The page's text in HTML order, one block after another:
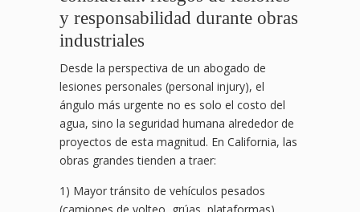
y responsabilidad durante obras
industriales
Desde la perspectiva de un abogado de
lesiones personales (personal injury), el
ángulo más urgente no es solo el costo del
agua, sino la seguridad humana alrededor de
proyectos de esta magnitud. En California, las
obras grandes tienden a traer:
1) Mayor tránsito de vehículos pesados